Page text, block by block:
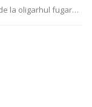
la oligarhul fugar…